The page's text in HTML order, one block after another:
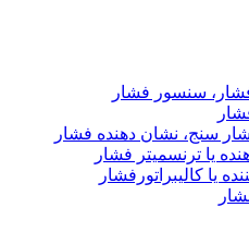
سنسور فشار
سنج، نشان دهنده فشار
یا ترنسمیتر فشار
یا کالیبراتورفشار